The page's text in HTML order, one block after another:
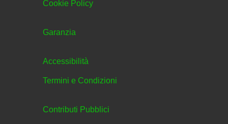
Cookie Policy
Garanzia
Accessibilità
Termini e Condizioni
Contributi Pubblici